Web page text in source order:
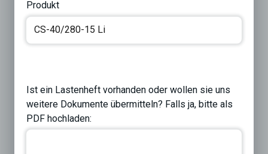
Produkt
Ist ein Lastenheft vorhanden oder wollen sie uns
weitere Dokumente übermitteln? Falls ja, bitte als
PDF hochladen: